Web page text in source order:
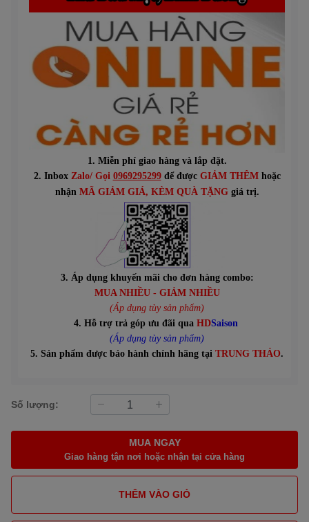
1. Miễn phí giao hàng và lắp đặt.
2. Inbox Zalo/ Gọi 0969295299để được GIẢM THÊMhoặc
nhận MÃ GIẢM GIÁ, KÈM QUÀ TẶNGgiá trị.
3. Áp dụng khuyến mãi cho đơn hàng combo:
MUA NHIỀU - GIẢM NHIỀU
(Áp dụng tùy sản phẩm)
4. Hỗ trợ trả góp ưu đãi qua HDSaison
(Áp dụng tùy sản phẩm)
5. Sản phẩm được bảo hành chính hãng tại TRUNG THẢO.
Số lượng:
MUA NGAY
Giao hàng tận nơi hoặc nhận tại cửa hàng
THÊM VÀO GIỎ